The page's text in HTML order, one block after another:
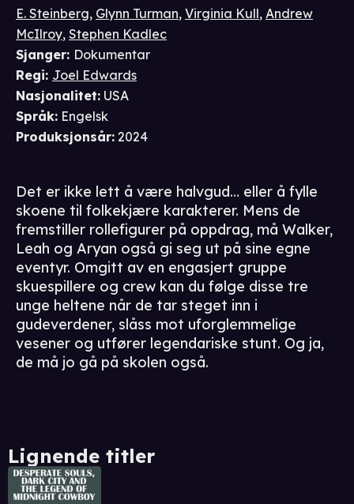
E. Steinberg, Glynn Turman, Virginia Kull, Andrew
McIlroy, Stephen Kadlec
Sjanger: Dokumentar
Regi: Joel Edwards
Nasjonalitet: USA
Språk: Engelsk
Produksjonsår: 2024
Det er ikke lett å være halvgud… eller å fylle
skoene til folkekjære karakterer. Mens de
fremstiller rollefigurer på oppdrag, må Walker,
Leah og Aryan også gi seg ut på sine egne
eventyr. Omgitt av en engasjert gruppe
skuespillere og crew kan du følge disse tre
unge heltene når de tar steget inn i
gudeverdener, slåss mot uforglemmelige
vesener og utfører legendariske stunt. Og ja,
de må jo gå på skolen også.
Lignende titler